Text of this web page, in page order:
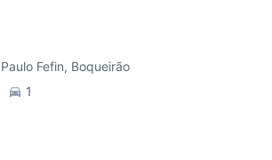
Fefin, Boqueirão
1